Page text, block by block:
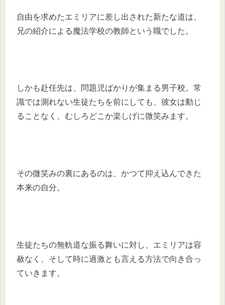
自由を求めたエミリアに差し出された新たな道は、
兄の紹介による魔法学校の教師という職でした。
しかも赴任先は、問題児ばかりが集まる男子校。常
識では測れない生徒たちを前にしても、彼女は動じ
ることなく、むしろどこか楽しげに微笑みます。
その微笑みの裏にあるのは、かつて抑え込んできた
本来の自分。
生徒たちの無軌道な振る舞いに対し、エミリアは容
赦なく、そして時に過激とも言える方法で向き合っ
ていきます。